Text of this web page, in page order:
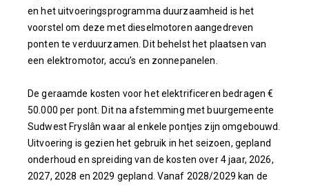
en het uitvoeringsprogramma duurzaamheid is het
voorstel om deze met dieselmotoren aangedreven
ponten te verduurzamen. Dit behelst het plaatsen van
een elektromotor, accu’s en zonnepanelen.
De geraamde kosten voor het elektrificeren bedragen €
50.000 per pont. Dit na afstemming met buurgemeente
Sudwest Fryslân waar al enkele pontjes zijn omgebouwd.
Uitvoering is gezien het gebruik in het seizoen, gepland
onderhoud en spreiding van de kosten over 4 jaar, 2026,
2027, 2028 en 2029 gepland. Vanaf 2028/2029 kan de